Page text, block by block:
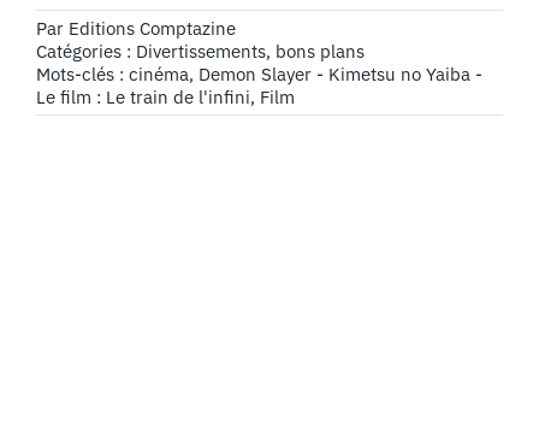
Par Editions Comptazine
Catégories : Divertissements, bons plans
Mots-clés : cinéma, Demon Slayer - Kimetsu no Yaiba -
Le film : Le train de l'infini, Film